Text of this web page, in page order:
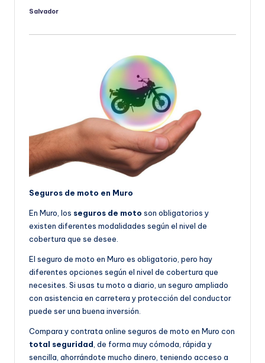
Publicado
Salvador
Seguros de moto en Muro
En Muro, los seguros de moto son obligatorios y
existen diferentes modalidades según el nivel de
cobertura que se desee.
El seguro de moto en Muro es obligatorio, pero hay
diferentes opciones según el nivel de cobertura que
necesites. Si usas tu moto a diario, un seguro ampliado
con asistencia en carretera y protección del conductor
puede ser una buena inversión.
Compara y contrata online seguros de moto en Muro con
total seguridad, de forma muy cómoda, rápida y
sencilla, ahorrándote mucho dinero, teniendo acceso a